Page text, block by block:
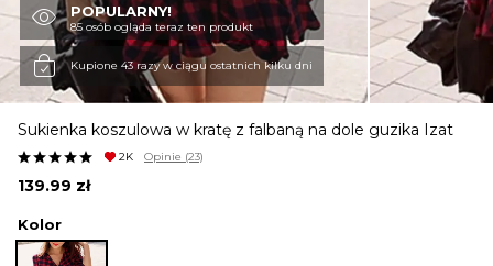
KURTKI I PŁASZCZE
SPODNIE
POPULARNY!
85 osób ogląda teraz ten produkt
Kupione 43 razy w ciągu ostatnich kilku dni
Sukienka koszulowa w kratę z falbaną na dole guzika Izat
2K Opinie (23)
139.99 zł
Kolor